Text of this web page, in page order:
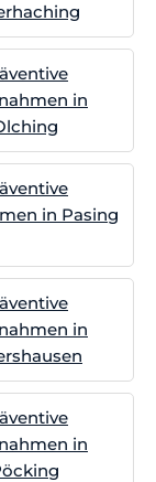
in
in Pasing
in
in